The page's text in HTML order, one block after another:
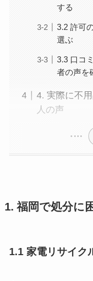
する
3.2 許可
選ぶ
3.3 口コ
者の声を
4. 実際に不
人の声
1. 福岡で処分に
1.1 家電リサイク